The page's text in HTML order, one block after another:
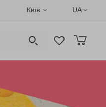
Київ UA